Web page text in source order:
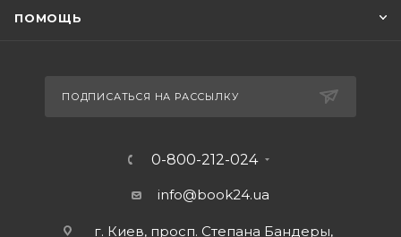
ПОМОЩЬ
ПОДПИСАТЬСЯ НА РАССЫЛКУ
0-800-212-024
info@book24.ua
г. Киев, просп. Степана Бандеры,